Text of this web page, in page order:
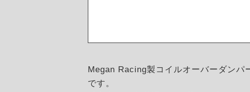
Megan Racing製コイルオーバーダンパ
です。